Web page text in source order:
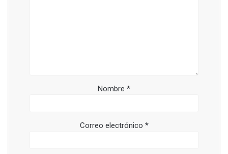
Nombre *
Correo electrónico *